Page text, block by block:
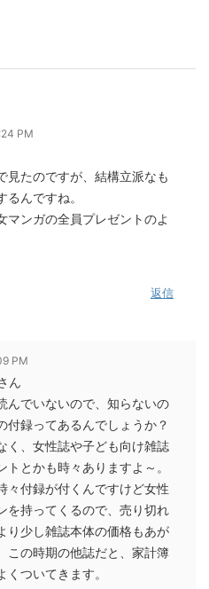
PM
見たのですが、結構立派なも
んですね。
マンガの全員プレゼントのよ
返信
PM
ん
んでいないので、知らないの
付録ってあるんでしょうか？
く、女性誌や子ども向け雑誌
トとかも時々ありますよ～。
々付録が付くんですけど女性
を持ってくるので、売り切れ
り少し雑誌本体の価格もあが
この時期の他誌だと、家計簿
ついてきます。